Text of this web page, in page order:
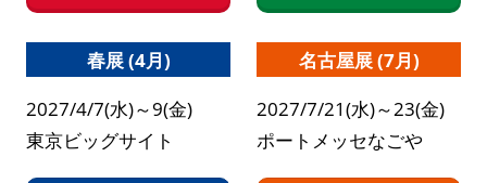
春展 (4月)
2027/4/7(水)～9(金)
東京ビッグサイト
名古屋展 (7月)
2027/7/21(水)～23(金)
ポートメッセなごや